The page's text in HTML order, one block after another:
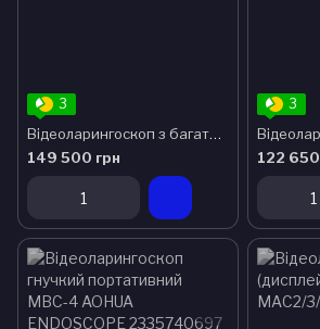
3
Відеоларингоскоп з багаторазовими клинками з 3-ма ручками з клинками
149 500 грн
3
122 650